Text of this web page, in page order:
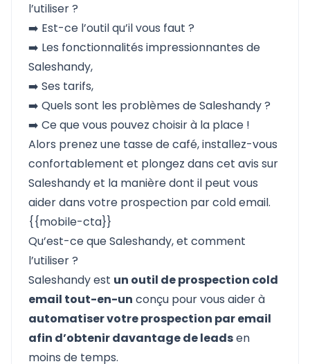
l’utiliser ?
➡️ Est-ce l’outil qu’il vous faut ?
➡️ Les fonctionnalités impressionnantes de
Saleshandy,
➡️ Ses tarifs,
➡️ Quels sont les problèmes de Saleshandy ?
➡️ Ceque vous pouvez choisir à la place !
Alors prenez une tasse de café, installez-vous
confortablement et plongez dans cet avis sur
Saleshandy et la manière dont il peut vous
aider dans votre prospection par cold email.
{{mobile-cta}}
Qu’est-ce que Saleshandy, et comment
l’utiliser ?
Saleshandyest un outil de prospection cold
email tout-en-un conçu pour vous aider à
automatiser votre prospection par email
afin d’obtenir davantage de leadsen
moins de temps.